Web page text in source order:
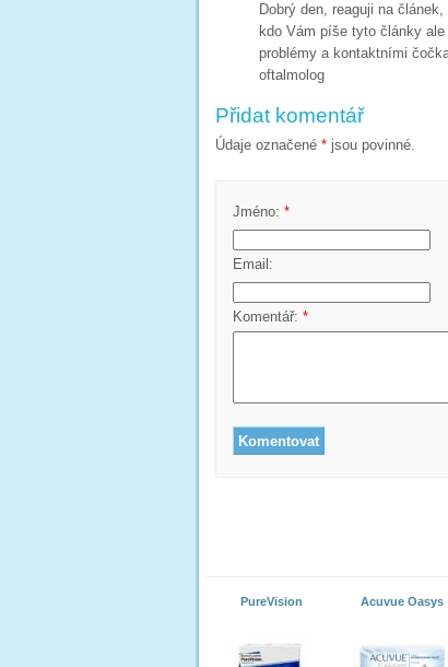
Dobrý den, reaguji na
kdo Vám píše tyto články
problémy a kontaktními
oftalmolog
Přidat komentář
Údaje označené * jsou povinné.
Jméno: *
Email:
Komentář: *
PureVision Acuvue Oasys